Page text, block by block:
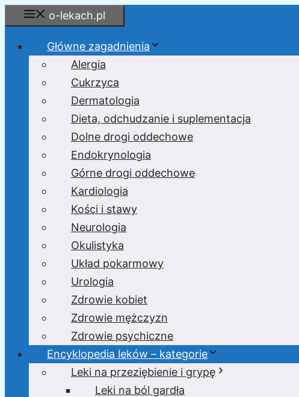
Przejdź
do
o-lekach.pl
Główne zagadnienia
Alergia
Cukrzyca
Dermatologia
Dieta, odchudzanie i suplementacja
Dolne drogi oddechowe
Endokrynologia
Górne drogi oddechowe
Kardiologia
Kości i stawy
Neurologia
Okulistyka
Układ pokarmowy
Urologia
Zdrowie kobiet
Zdrowie mężczyzn
Zdrowie psychiczne
Encyklopedia leków – kategorie
Leki na przeziębienie i grypę
Leki na ból gardła